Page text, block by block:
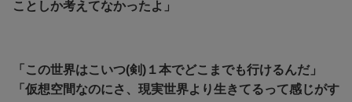
ことしか考えてなかったよ」
「この世界はこいつ(剣)１本でどこまでも行けるんだ」
「仮想空間なのにさ、現実世界より生きてるって感じがす